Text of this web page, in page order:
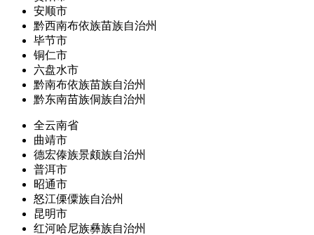
安顺市
黔西南布依族苗族自治州
毕节市
铜仁市
六盘水市
黔南布依族苗族自治州
黔东南苗族侗族自治州
全云南省
曲靖市
德宏傣族景颇族自治州
普洱市
昭通市
怒江傈僳族自治州
昆明市
红河哈尼族彝族自治州